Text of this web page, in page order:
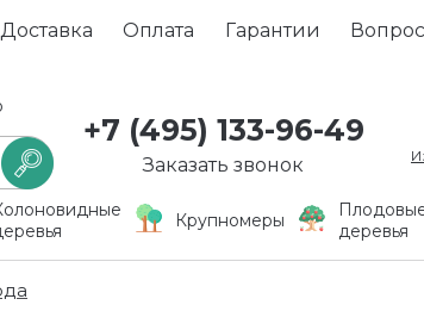
Доставка Оплата Гарантии
+7 (495) 133-96-49
Заказать звонок
Крупномеры
деревья